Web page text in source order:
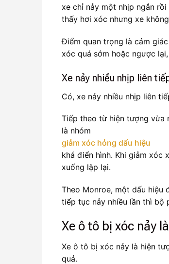
xe chỉ nảy một nhịp ngắn
thấy hơi xóc nhưng xe
Điểm quan trọng là cảm
xóc quá sớm hoặc ngược
Xe nảy nhiều nhịp liên
Có, xe nảy nhiều nhịp liên
Tiếp theo từ hiện tượng vừa
là nhóm
giảm xóc hỏng dấu hiệu
khá điển hình. Khi giảm xóc
xuống lặp lại.
Theo Monroe, một dấu hiệu
tiếp tục nảy nhiều lần thì bộ
Xe ô tô bị xóc nảy
Xe ô tô bị xóc nảy là hiện
quả.